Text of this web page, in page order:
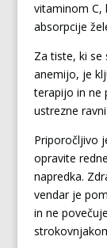
vitaminom C,
absorpcije
Za tiste, ki
anemijo, je
terapijo in ne
ustrezne
Priporočljivo
opravite
napredka.
vendar je
in ne